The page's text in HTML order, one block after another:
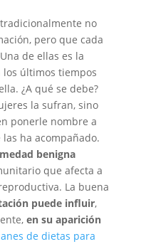
no
pero que cada
de ellas es la
los últimos tiempos
¿A qué se debe?
la sufran, sino
ponerle nombre a
ha acompañado.
benigna
que afecta a
La buena
puede influir,
en su aparición
de dietas para